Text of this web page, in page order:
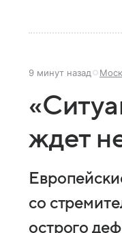
9 минут назад
ждет
со
острого